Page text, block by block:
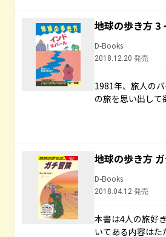
地球の歩き方 3
D-Books
2018.12.20 発売
1981年、旅人の
の旅を思い出して
地球の歩き方
D-Books
2018.04.12 発売
本書は4人の旅好
いてある内容はた